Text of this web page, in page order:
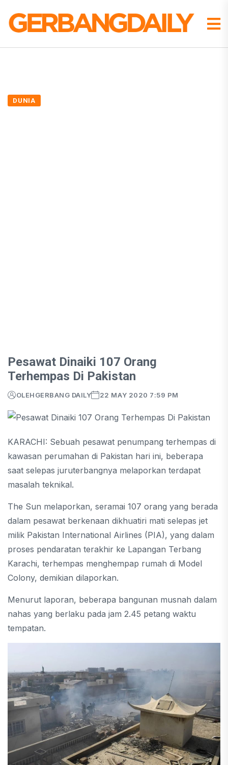
DUNIA
Pesawat Dinaiki 107 Orang
Terhempas Di Pakistan
OLEHGERBANG DAILY 22 MAY 2020 7:59 PM
KARACHI: Sebuah pesawat penumpang terhempas di
kawasan perumahan di Pakistan hari ini, beberapa
saat selepas juruterbangnya melaporkan terdapat
masalah teknikal.
The Sun melaporkan, seramai 107 orang yang berada
dalam pesawat berkenaan dikhuatiri mati selepas jet
milik Pakistan International Airlines (PIA), yang dalam
proses pendaratan terakhir ke Lapangan Terbang
Karachi, terhempas menghempap rumah di Model
Colony, demikian dilaporkan.
Menurut laporan, beberapa bangunan musnah dalam
nahas yang berlaku pada jam 2.45 petang waktu
tempatan.